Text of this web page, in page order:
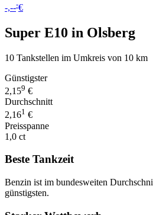
-,---€
Super E10 in Olsberg
10 Tankstellen im Umkreis von 10 km
Günstigster
2,159 €
Durchschnitt
2,161 €
Preisspanne
1,0 ct
Beste Tankzeit
Benzin ist im bundesweiten
günstigsten.